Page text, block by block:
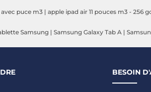
avec puce m3 | apple ipad air 11 pouces m3 - 256
Samsung | Samsung Galaxy Tab A |
BESOIN